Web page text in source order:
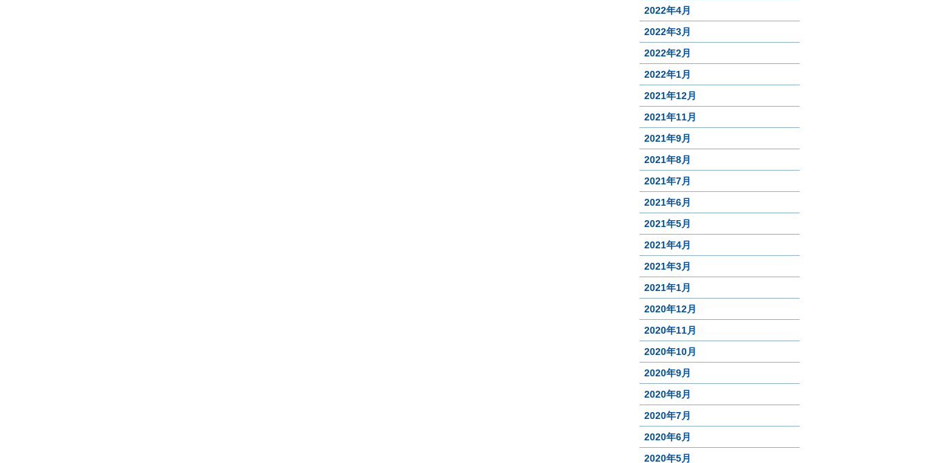
2022年4月
2022年3月
2022年2月
2022年1月
2021年12月
2021年11月
2021年9月
2021年8月
2021年7月
2021年6月
2021年5月
2021年4月
2021年3月
2021年1月
2020年12月
2020年11月
2020年10月
2020年9月
2020年8月
2020年7月
2020年6月
2020年5月